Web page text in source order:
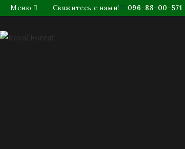
Меню Свяжитесь с нами! 096-88-00-571